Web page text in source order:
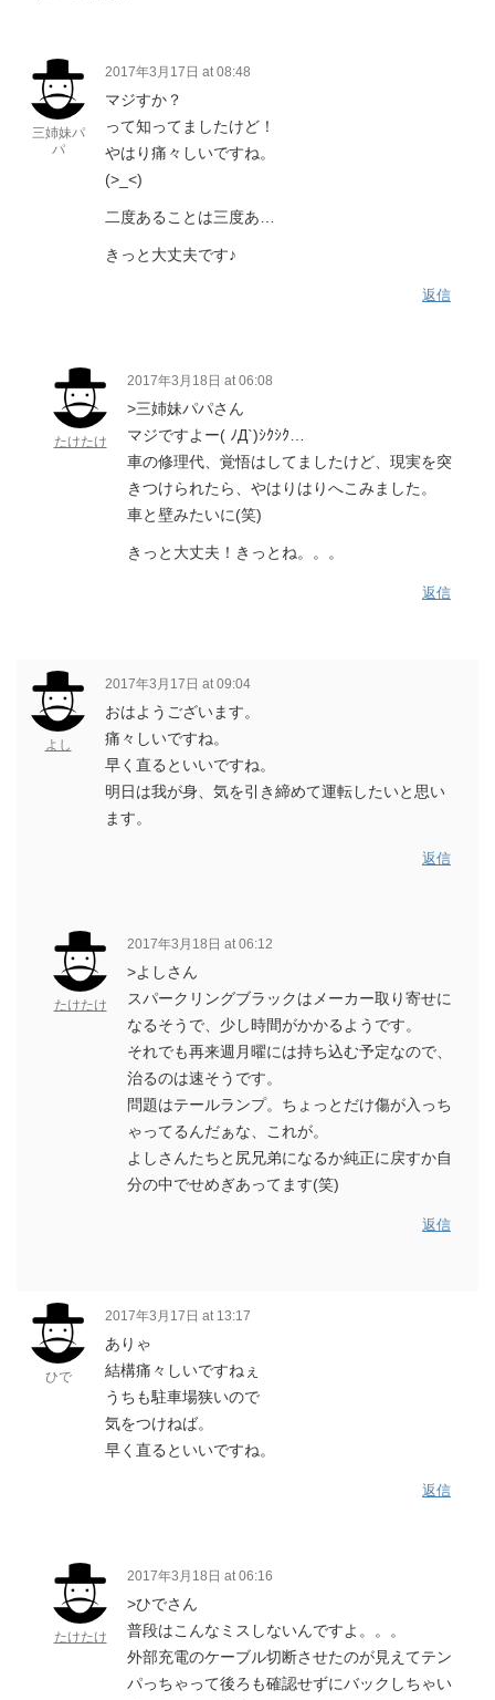
三姉妹パ
パ
2017年3月17日 at 08:48
マジすか？
って知ってましたけど！
やはり痛々しいですね。
(>_<)
二度あることは三度あ…
きっと大丈夫です♪
返信
たけたけ
2017年3月18日 at 06:08
>三姉妹パパさん
マジですよー( ﾉД`)ｼｸｼｸ…
車の修理代、覚悟はしてましたけど、現実を突
きつけられたら、やはりはりへこみました。
車と壁みたいに(笑)
きっと大丈夫！きっとね。。。
返信
よし
2017年3月17日 at 09:04
おはようございます。
痛々しいですね。
早く直るといいですね。
明日は我が身、気を引き締めて運転したいと思い
ます。
返信
たけたけ
2017年3月18日 at 06:12
>よしさん
スパークリングブラックはメーカー取り寄せに
なるそうで、少し時間がかかるようです。
それでも再来週月曜には持ち込む予定なので、
治るのは速そうです。
問題はテールランプ。ちょっとだけ傷が入っち
ゃってるんだぁな、これが。
よしさんたちと尻兄弟になるか純正に戻すか自
分の中でせめぎあってます(笑)
返信
ひで
2017年3月17日 at 13:17
ありゃ
結構痛々しいですねぇ
うちも駐車場狭いので
気をつけねば。
早く直るといいですね。
返信
たけたけ
2017年3月18日 at 06:16
>ひでさん
普段はこんなミスしないんですよ。。。
外部充電のケーブル切断させたのが見えてテン
パっちゃって後ろも確認せずにバックしちゃい